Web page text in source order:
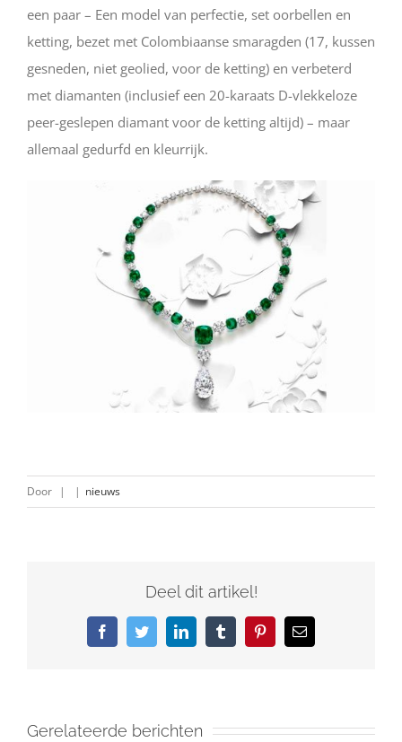
een paar – Een model van perfectie, set oorbellen en
ketting, bezet met Colombiaanse smaragden (17, kussen
gesneden, niet geolied, voor de ketting) en verbeterd
met diamanten (inclusief een 20-karaats D-vlekkeloze
peer-geslepen diamant voor de ketting altijd) – maar
allemaal gedurfd en kleurrijk.
Door | | nieuws
Deel dit artikel!
FacebookTwitterLinkedInTumblrPinterest
E-
mail
Gerelateerde berichten